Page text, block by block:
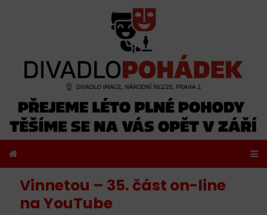
Vinnetou – 35. část on-line
na YouTube